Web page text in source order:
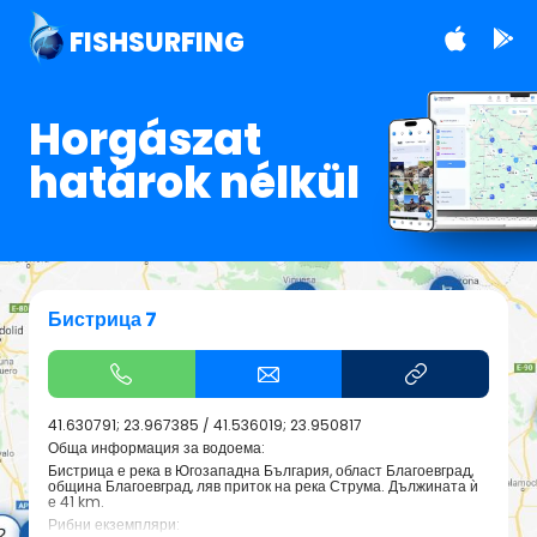
FISHSURFING
Horgászat
határok nélkül
Бистрица 7
41.630791; 23.967385 / 41.536019; 23.950817
Обща информация за водоема:
Бистрица е река в Югозападна България, област Благоевград,
община Благоевград, ляв приток на река Струма. Дължината ѝ
е 41 km.
Рибни екземпляри: